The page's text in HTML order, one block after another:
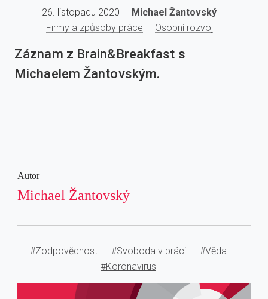
26. listopadu 2020
Michael Žantovský
Firmy a způsoby práce
Osobní rozvoj
Záznam z Brain&Breakfast s
Michaelem Žantovským.
Autor
Michael Žantovský
#Zodpovědnost #Svoboda v práci
#Věda
#Koronavirus